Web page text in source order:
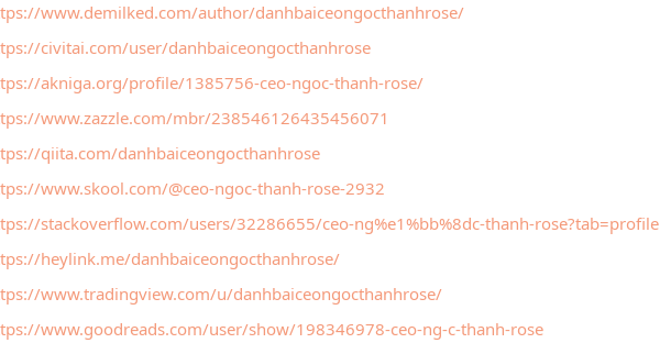
www.demilked.com/author/danhbaiceongocthanhrose/
civitai.com/user/danhbaiceongocthanhrose
akniga.org/profile/1385756-ceo-ngoc-thanh-rose/
www.zazzle.com/mbr/238546126435456071
qiita.com/danhbaiceongocthanhrose
www.skool.com/@ceo-ngoc-thanh-rose-2932
stackoverflow.com/users/32286655/ceo-ng%e1%bb%8dc-thanh-rose?tab=profile
heylink.me/danhbaiceongocthanhrose/
www.tradingview.com/u/danhbaiceongocthanhrose/
www.goodreads.com/user/show/198346978-ceo-ng-c-thanh-rose